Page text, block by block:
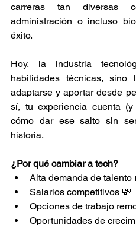
carreras tan diversas
administración o incluso
éxito.
Hoy, la industria
habilidades técnicas, sino
adaptarse y aportar desde
sí, tu experiencia cuenta
cómo dar ese salto sin
historia.
¿Por qué cambiar a tech?
Alta demanda de talento
Salarios competitivos 💸
Opciones de trabajo
Oportunidades de